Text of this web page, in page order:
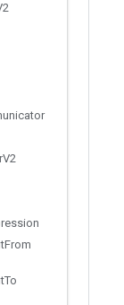
V2
From
To